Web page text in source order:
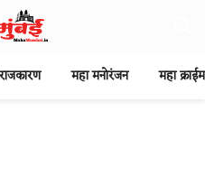
महा मनोरंजन महा क्राईम